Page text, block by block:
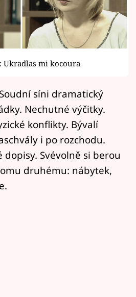
Ukradlas mi kocoura
síni dramatický
Nechutné výčitky.
konflikty. Bývalí
i po rozchodu.
dopisy. Svévolně si berou
druhému: nábytek,